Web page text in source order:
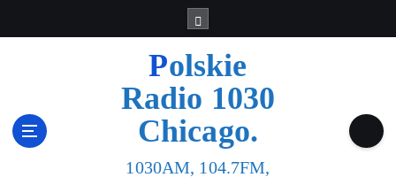
Polskie
Radio 1030
Chicago.
1030AM, 104.7FM,